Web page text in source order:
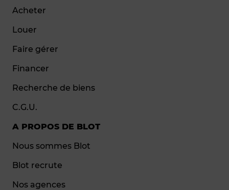
Acheter
Louer
Faire gérer
Financer
Recherche de biens
C.G.U.
A PROPOS DE BLOT
Nous sommes Blot
Blot recrute
Nos agences